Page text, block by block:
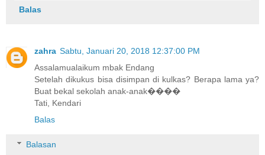
Balas
zahra Sabtu, Januari 20, 2018 12:37:00 PM
Assalamualaikum mbak Endang
Setelah dikukus bisa disimpan di kulkas? Berapa lama ya?
Buat bekal sekolah anak-anak����
Tati, Kendari
Balas
Balasan